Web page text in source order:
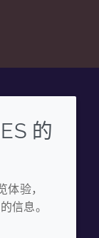
条件
策
的
验，
信息。